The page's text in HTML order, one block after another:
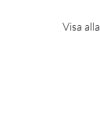
Visa alla